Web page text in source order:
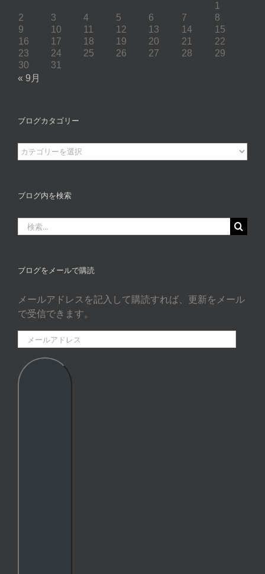
1
2
3 4 5 6 7
8
9
10 11 12 13 14
15
16
17 18 19 20 21
22
23
24 25 26 27 28
29
30
31
« 9月
ブログカタゴリー
ブ
ロ
カ
ゴ
リ
ブログ内を検索
索
ブログをメールで購読
メールアドレスを記入して購読すれば、更新をメール
で受信できます。
ー
ル
ア